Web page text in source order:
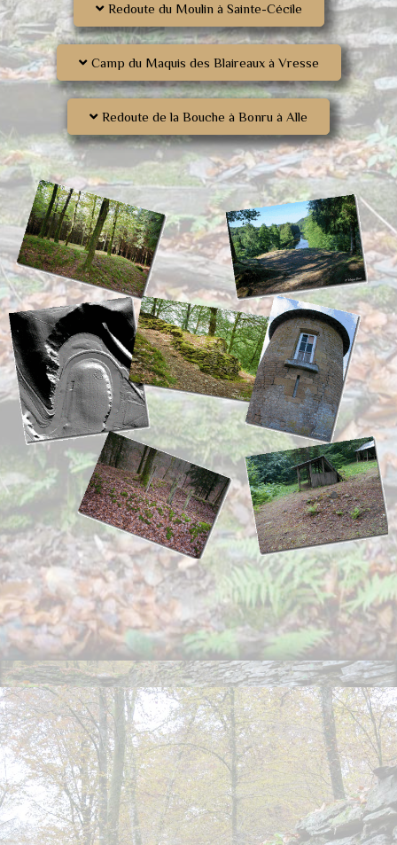
Redoute du Moulin à Sainte-Cécile
Camp du Maquis des Blaireaux à Vresse
Redoute de la Bouche à Bonru à Alle